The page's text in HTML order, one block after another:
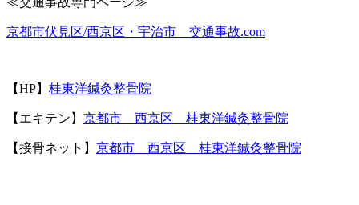
京都市伏見区/西京区・宇治市 交通事故.com
【HP】 桂東洋鍼灸整骨院
【エキテン】 京都市 西京区 桂東洋鍼灸整骨院
【接骨ネット】 京都市 西京区 桂東洋鍼灸整骨院